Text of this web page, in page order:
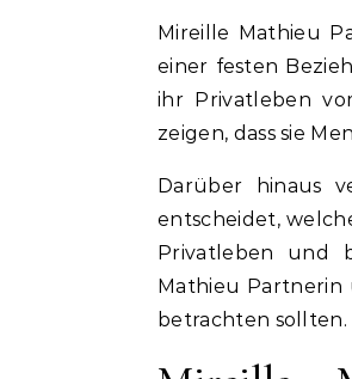
Mireille Mathieu
einer festen
ihr Privatleben
zeigen, dass sie
Darüber hinaus
entscheidet,
Privatleben und
Mathieu Partnerin
betrachten sollten.